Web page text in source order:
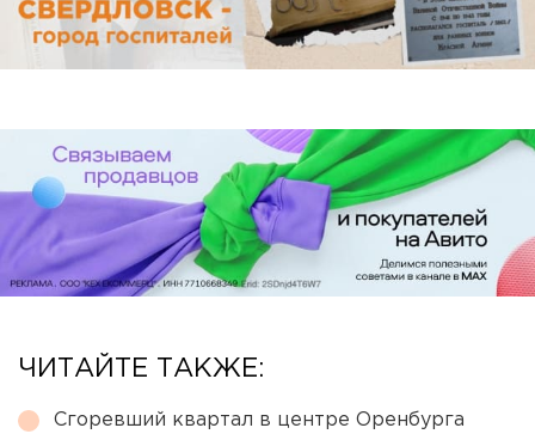
ЧИТАЙТЕ ТАКЖЕ:
Сгоревший квартал в центре Оренбурга